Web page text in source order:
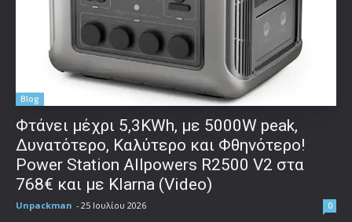
Blog
Φτάνει μέχρι 5,3KWh, με 5000W peak,
Δυνατότερο, Καλύτερο και Φθηνότερο!
Power Station Allpowers R2500 V2 στα
768€ και με Klarna (Video)
Unpackman - 25 Ιουλίου 2026 0